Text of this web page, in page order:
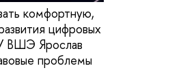
комфортную,
цифровых
ВШЭ Ярослав
проблемы